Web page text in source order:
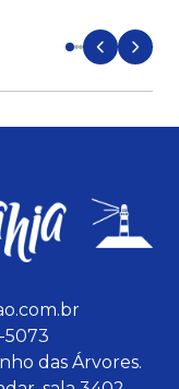
5073
das Árvores.